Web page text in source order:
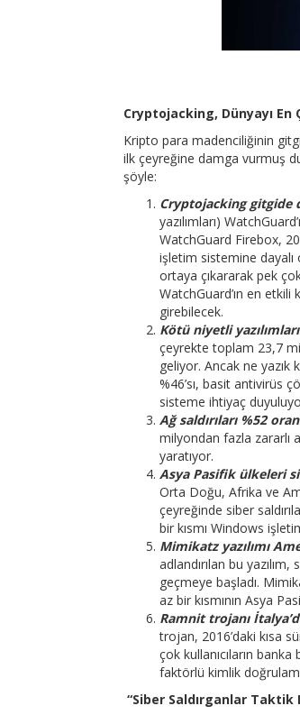
Cryptojacking, Dünyayı En
Kripto para madenciliğinin
ilk çeyreğine damga vurmuş
şöyle:
Cryptojacking gitgide
yazılımları)
WatchGuard Firebox,
işletim sistemine dayalı
ortaya çıkararak pek
WatchGuard’ın en
girebilecek.
Kötü niyetli
çeyrekte toplam 23,7
geliyor. Ancak ne yazık
%46’sı, basit antivirüs
sisteme ihtiyaç
Ağ saldırıları %52
milyondan fazla zararlı
yaratıyor.
Asya Pasifik ülkeleri
Orta Doğu, Afrika ve
çeyreğinde siber
bir kısmı Windows
Mimikatz yazılımı
adlandırılan bu
geçmeye başladı.
az bir kısmının Asya
Ramnit trojanı
trojan, 2016’daki kısa
çok kullanıcıların
faktörlü kimlik
“Siber Saldırganlar Taktik